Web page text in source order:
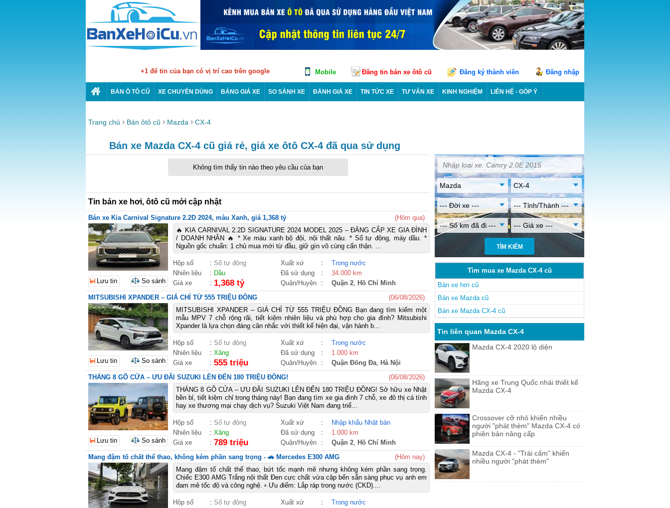
+1 để tin của bạn có vị trí cao trên google Mobile Đăng tin bán xe ôtô cũ Đăng ký thành viên Đăng nhập
BÁN Ô TÔ CŨ XE CHUYÊN DÙNG BẢNG GIÁ XE SO SÁNH XE ĐÁNH GIÁ XE TIN TỨC XE TƯ VẤN XE KINH NGHIỆM LIÊN HỆ - GÓP Ý
Trang chủ Bán ôtô cũ Mazda CX-4
Bán xe Mazda CX-4 cũ giá rẻ, giá xe ôtô CX-4 đã qua sử dụng
Không tìm thấy tin nào theo yêu cầu của bạn
Tin bán xe hơi, ôtô cũ mới cập nhật
Bán xe Kia Carnival Signature 2.2D 2024, màu Xanh, giá 1,368 tỷ
(Hôm qua)
🔥 KIA CARNIVAL 2.2D SIGNATURE 2024 MODEL 2025 – ĐẲNG CẤP XE GIA ĐÌNH
/ DOANH NHÂN 🔥 * Xe màu xanh bộ đội, nội thất nâu. * Số tự động, máy dầu. *
Nguồn gốc chuẩn: 1 chủ mua mới từ đầu, giữ gìn vô cùng cẩn thận. ...
Hộp số : Số tự động Xuất xứ :
Trong nước
Nhiên liệu
: Dầu Đã sử dụng :
34.000 km
Giá xe
: 1,368 tỷ Quận/Huyện : Quận 2, Hồ Chí Minh
Lưu tin So sánh
MITSUBISHI XPANDER – GIÁ CHỈ TỪ 555 TRIỆU ĐỒNG
(06/08/2026)
MITSUBISHI XPANDER – GIÁ CHỈ TỪ 555 TRIỆU ĐỒNG Bạn đang tìm kiếm một
mẫu MPV 7 chỗ rộng rãi, tiết kiệm nhiên liệu và phù hợp cho gia đình? Mitsubishi
Xpander là lựa chọn đáng cân nhắc với thiết kế hiện đại, vận hành b...
Hộp số : Số tự động Xuất xứ :
Trong nước
Nhiên liệu
: Xăng Đã sử dụng :
1.000 km
Giá xe
: 555 triệu Quận/Huyện : Quận Đống Đa, Hà Nội
Lưu tin So sánh
THÁNG 8 GÕ CỬA – ƯU ĐÃI SUZUKI LÊN ĐẾN 180 TRIỆU ĐỒNG!
(06/08/2026)
THÁNG 8 GÕ CỬA – ƯU ĐÃI SUZUKI LÊN ĐẾN 180 TRIỆU ĐỒNG! Sở hữu xe Nhật
bền bỉ, tiết kiệm chỉ trong tháng này! Bạn đang tìm xe gia đình 7 chỗ, xe đô thị cá tính
hay xe thương mại chạy dịch vụ? Suzuki Việt Nam đang triể...
Hộp số : Số tự động Xuất xứ :
Nhập khẩu Nhật bản
Nhiên liệu
: Xăng Đã sử dụng :
1.000 km
Giá xe
: 789 triệu Quận/Huyện : Quận 2, Hồ Chí Minh
Lưu tin So sánh
Mang đậm tố chất thể thao, không kém phần sang trọng - 🚗 Mercedes E300 AMG
(Hôm nay)
Mang đậm tố chất thể thao, bứt tốc mạnh mẽ nhưng không kém phần sang trọng.
Chiếc E300 AMG Trắng nội thất Đen cực chất vừa cập bến sẵn sàng phục vụ anh em
đam mê tốc độ và công nghệ. ▫ Ưu điểm: Lắp ráp trong nước (CKD)....
Hộp số : Số tự động Xuất xứ :
Trong nước
Mazda CX-4
--- Đời xe --- --- Tỉnh/Thành ---
--- Số km đã đi --- --- Giá xe ---
Tìm mua xe Mazda CX-4 cũ
Bán xe hơi cũ
Bán xe Mazda cũ
Bán xe Mazda CX-4 cũ
Tin liên quan Mazda CX-4
Mazda CX-4 2020 lộ diện
Hãng xe Trung Quốc nhái thiết kế
Mazda CX-4
Crossover cỡ nhỏ khiến nhiều
người "phát thèm" Mazda CX-4 có
phiên bản nâng cấp
Mazda CX-4 - "Trái cấm" khiến
nhiều người "phát thèm"